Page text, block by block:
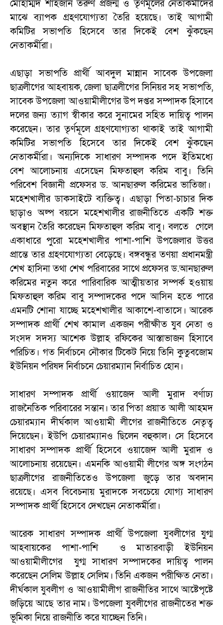
মোহাম্মদ শাহজান তরুণ প্রজন্ম ও তৃণমূলের নেতাকর্মীদের
মাঝে ব্যাপক গ্রহণযোগ্যতা তৈরি হয়েছে। তাই আগামী
কমিটির সভাপতি হিসেবে তার দিকেই বেশ ঝুঁকছেন
নেতাকর্মীরা।
এছাড়া সভাপতি প্রার্থী আবদুল মান্নান সাবেক উপজেলা
ছাত্রলীগের আহবায়ক, জেলা ছাত্রলীগের সিনিয়র সহ সভাপতি,
সাবেক উপজেলা আওয়ামীলীগের উপ দপ্তর সম্পাদক হিসাবে
দলের জন্য ত্যাগ স্বীকার করে সুনামের সহিত দায়িত্ব পালন
করেছেন। তার তৃর্ণমূলে গ্রহণযোগ্যতা থাকাই তাই আগামী
কমিটির সভাপতি হিসেবে তার দিকেই বেশ ঝুঁকছেন
নেতাকর্মীরা। অন্যদিকে সাধারণ সম্পাদক পদে ইতিমধ্যে
বেশ আলোচনায় এসেছেন মিফতাহুল করিম বাবু। তিনি
পরিবেশ বিজ্ঞানী প্রফেসর ড. আনছারুল করিমের ভাতিজা।
মহেশখালীর ডাকসাইটে ব্যক্তিত্ব। এছাড়া পিতা-চাচার দিক
ছাড়াও অল্প বয়সে মহেশখালীর রাজনীতিতে একটি শক্ত
অবস্থান তৈরি করেছেন মিফতাহুল করিম বাবু। বলতে গেলে
একাধারে পুরো মহেশখালীর পাশা-পাশি উপজেলার উত্তর
প্রান্তে তার গ্রহণযোগ্যতা বেড়েছে। বঙ্গবন্ধুর তণয়া প্রধানমন্ত্রী
শেখ হাসিনা তথা শেখ পরিবারের সাথে প্রফেসর ড.আনছারুল
করিমের নতুন করে পারিবারিক আত্মীয়তার সম্পর্ক হওয়ায়
মিফতাহুল করিম বাবু সম্পাদকের পদে আসিন হতে পারে
এমনটি শোনা যাচ্ছে মহেশখালীর আকাশে-বাতাসে। আরেক
সম্পাদক প্রার্থী শেখ কামাল একজন পরীক্ষীত যুব নেতা ও
সংসদ সদস্য আশেক উল্লাহ রফিকের আস্তাভাজন হিসাবে
পরিচিত। গত নির্বাচনে নৌকার টিকেট নিয়ে তিনি কুতুবজোম
ইউনিয়ন পরিষদ নির্বাচনে চেয়ারম্যান নির্বাচিত হোন।
সাধারণ সম্পাদক প্রার্থী ওয়াজেদ আলী মুরাদ বর্ণাঢ্য
রাজনৈতিক পরিবারের সন্তান। তার পিতা প্রয়াত আলী আহমদ
চেয়ারম্যান দীর্ঘকাল আওয়ামী লীগের রাজনীতিতে নেতৃত্ব
দিয়েছেন। ইউপি চেয়ারম্যানও ছিলেন বহুকাল। সে হিসেবে
সাধারণ সম্পাদক প্রার্থী হিসেবে ওয়াজেদ আলী মুরাদ ও
আলোচনায় রয়েছেন। এমনকি আওয়ামী লীগের অঙ্গ সংগঠন
ছাত্রলীগের রাজনীতিতেও উপজেলা জুড়ে তার অবদান
রয়েছে। এসব বিবেচনায় মুরাদকে সবচেয়ে যোগ্য সাধারণ
সম্পাদক প্রার্থী হিসেবে দেখছেন নেতাকর্মীরা।
আরেক সাধারণ সম্পাদক প্রার্থী উপজেলা যুবলীগের যুগ্ম
আহবায়কের পাশা-পাশি ও মাতারবাড়ী ইউনিয়ন
আওয়ামীলীগের যুগ্ম সাধারণ সম্পাদকের দায়িত্ব পালন
করেছেন সেলিম উল্লাহ সেলিম। তিনি একজন পরীক্ষিত নেতা।
দীর্ঘকাল যুবলীগ ও আওয়ামীলীগ রাজনীতির সাথে আষ্টেপৃষ্টে
জড়িয়ে আছে তার নাম। উপজেলা যুবলীগের রাজনীতের শক্ত
ভূমিকা নিয়ে রাজনীতি করে যাচ্ছেন তিনি।